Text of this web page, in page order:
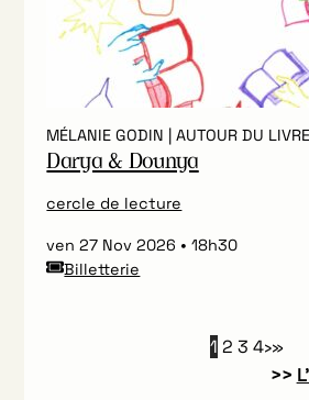
MÉLANIE GODIN | AUTOUR DU
Darya & Dounya
cercle de lecture
ven 27 Nov 2026
18h30
Billetterie
1 2 3 4›»
>>